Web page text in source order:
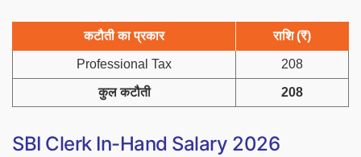
कटौती का प्रकार राशि (₹)
Professional Tax 208
कुल कटौती 208
SBI Clerk In-Hand Salary 2026